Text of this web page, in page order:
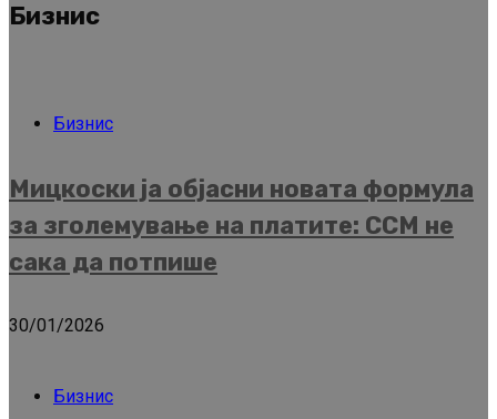
Бизнис
Бизнис
Мицкоски ја објасни новата формула
за зголемување на платите: ССМ не
сака да потпише
30/01/2026
Бизнис